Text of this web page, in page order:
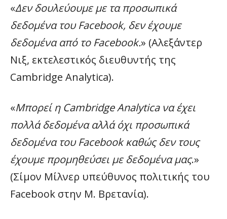
«Δεν δουλεύουμε με τα προσωπικά
δεδομένα του Facebook, δεν έχουμε
δεδομένα από το Facebook.» (Αλεξάντερ
Νιξ, εκτελεστικός διευθυντής της
Cambridge Analytica).
«Μπορεί η Cambridge Analytica να έχει
πολλά δεδομένα αλλά όχι προσωπικά
δεδομένα του Facebook καθώς δεν τους
έχουμε προμηθεύσει με δεδομένα μας.»
(Σίμον Μίλνερ υπεύθυνος πολιτικής του
Facebook στην Μ. Βρετανία).